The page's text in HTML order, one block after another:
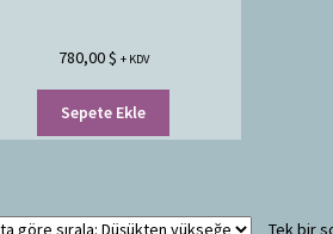
780,00$ + KDV
Sepete Ekle
Tek bir